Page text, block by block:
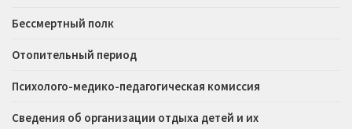
Бессмертный полк
Отопительный период
Психолого-медико-педагогическая комиссия
Сведения об организации отдыха детей и их